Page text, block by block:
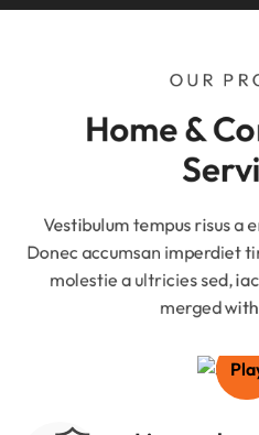
OUR
Home &
Vestibulum tempus risus a
Donec accumsan imperdiet
molestie a ultricies sed,
merged